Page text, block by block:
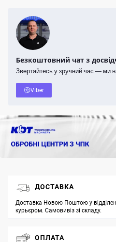
Безкоштовний чат з
Звертайтесь у зручний час — ми
Viber
ДОСТАВКА
Доставка Новою Поштою у
курьєром. Самовивіз зі складу.
ОПЛАТА